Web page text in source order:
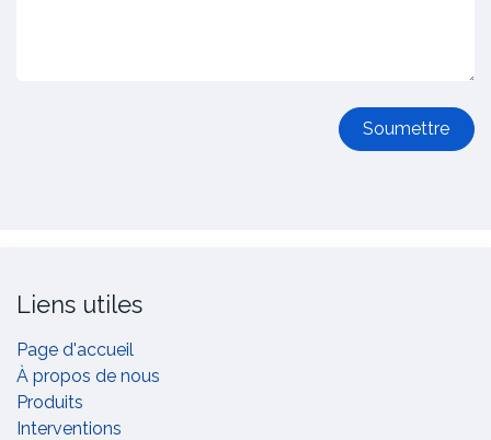
Soumettre
Liens utiles
Page d'accueil
À propos de nous
Produits
Interventions